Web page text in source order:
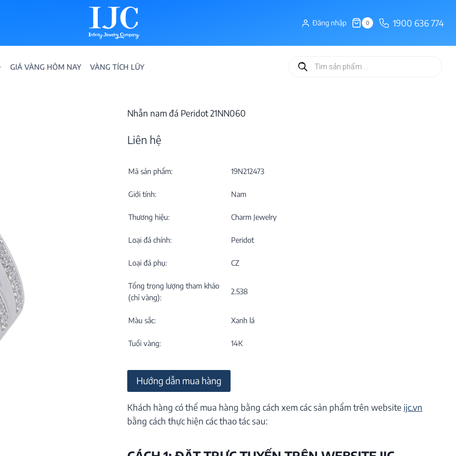
Đăng nhập 0 1900 636 774
GIÁ VÀNG HÔM NAY VÀNG TÍCH LŨY
Tìm
kiếm
Nhẫn nam đá Peridot 21NN060
Liên hệ
Mã sản phẩm: 19N212473
Giới tính: Nam
Thương hiệu: Charm Jewelry
Loại đá chính: Peridot
Loại đá phụ: CZ
Tổng trọng lượng tham khảo
(chỉ vàng):
2.538
Màu sắc: Xanh lá
Tuổi vàng: 14K
Hướng dẫn mua hàng
Khách hàng có thể mua hàng bằng cách xem các sản phẩm trên website ijc.vn
bằng cách thực hiện các thao tác sau: